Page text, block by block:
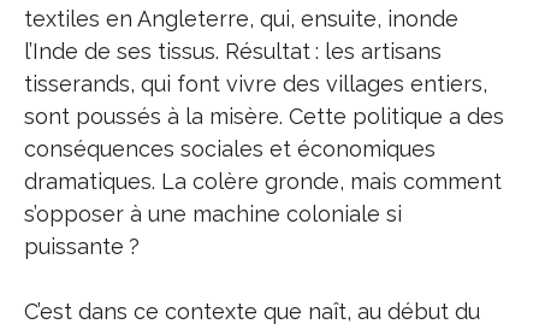
textiles en Angleterre, qui, ensuite, inonde
l’Inde de ses tissus. Résultat : les artisans
tisserands, qui font vivre des villages entiers,
sont poussés à la misère. Cette politique a des
conséquences sociales et économiques
dramatiques. La colère gronde, mais comment
s’opposer à une machine coloniale si
puissante ?
C’est dans ce contexte que naît, au début du